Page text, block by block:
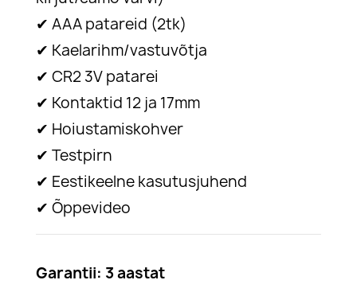
✔ AAA patareid (2tk)
✔ Kaelarihm/vastuvõtja
✔ CR2 3V patarei
✔ Kontaktid 12 ja 17mm
✔ Hoiustamiskohver
✔ Testpirn
✔ Eestikeelne kasutusjuhend
✔ Õppevideo
Garantii: 3 aastat